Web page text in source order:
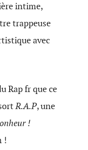
intime,
trappeuse
avec
Rap fr que ce
R.A.P, une
!
!